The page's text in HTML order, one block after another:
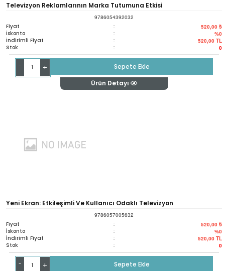
Televizyon Reklamlarının Marka Tutumuna Etkisi
9786054392032
Fiyat : 520,00 ₺
İskonto : %0
İndirimli Fiyat : 520,00 TL
Stok : 0
- +
Sepete Ekle
Ürün Detayı
Yeni Ekran: Etkileşimli Ve Kullanıcı Odaklı Televizyon
9786057005632
Fiyat : 520,00 ₺
İskonto : %0
İndirimli Fiyat : 520,00 TL
Stok : 0
- +
Sepete Ekle